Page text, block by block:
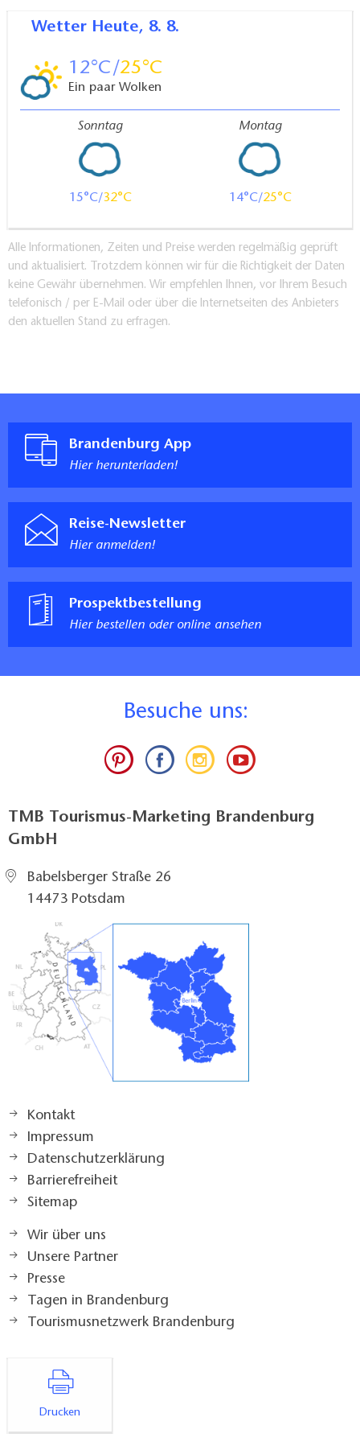
Wetter Heute, 8. 8.
12 25
Ein paar Wolken
Sonntag
15 32
Montag
14 25
Alle Informationen, Zeiten und Preise werden regelmäßig geprüft
und aktualisiert. Trotzdem können wir für die Richtigkeit der Daten
keine Gewähr übernehmen. Wir empfehlen Ihnen, vor Ihrem Besuch
telefonisch / per E-Mail oder über die Internetseiten des Anbieters
den aktuellen Stand zu erfragen.
Brandenburg App
Hier herunterladen!
Reise-Newsletter
Hier anmelden!
Prospektbestellung
Hier bestellen oder online ansehen
Besuche uns:
TMB Tourismus-Marketing Brandenburg
GmbH
Babelsberger Straße 26
14473 Potsdam
Kontakt
Impressum
Datenschutzerklärung
Barrierefreiheit
Sitemap
Wir über uns
Unsere Partner
Presse
Tagen in Brandenburg
Tourismusnetzwerk Brandenburg
Drucken